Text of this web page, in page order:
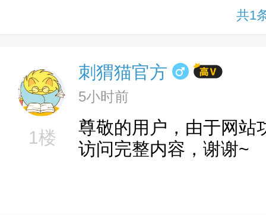
共1
1楼
刺猬猫官方
5小时前
尊敬的用户，由于网站
访问完整内容，谢谢~